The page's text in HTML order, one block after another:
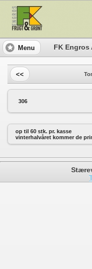
Menu FK Engros
<<
306
op til 60 stk. pr. kasse
vinterhalvåret kommer de